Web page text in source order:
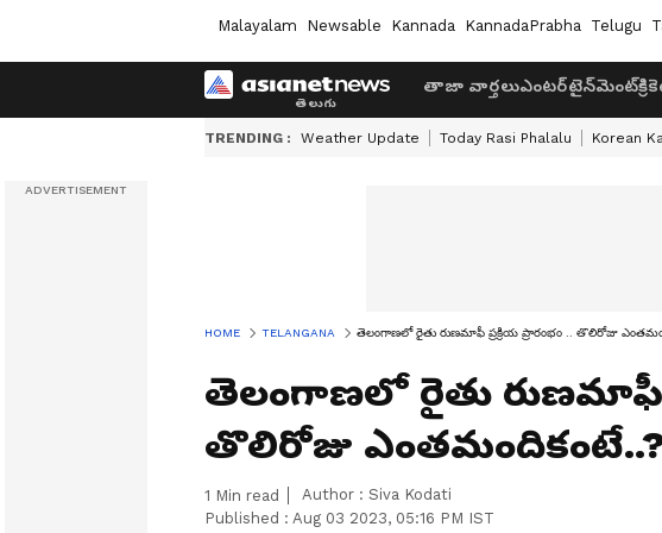
Malayalam Newsable Kannada KannadaPrabha Telugu
తాజా వార్తలుఎంటర్‌టైన్‌మెంట్
TRENDING : Weather Update Today Rasi Phalalu Korean
HOME TELANGANA తెలంగాణలో రైతు రుణమాఫీ ప్రక్రియ ప్రారంభం .. తొలిరోజు
తెలంగాణలో రైతు రుణమాఫీ
తొలిరోజు
1 Min read Author : Siva Kodati
Published : Aug 03 2023, 05:16 PM IST